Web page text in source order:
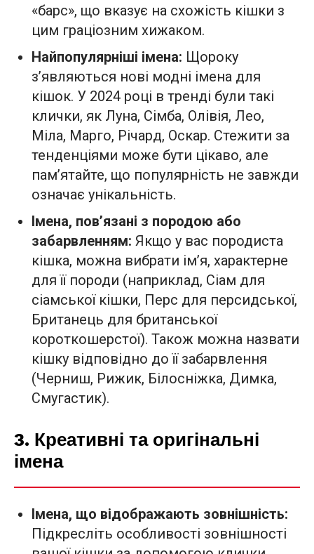
«барс», що вказує на схожість кішки з
цим граціозним хижаком.
Найпопулярніші імена: Щороку
з’являються нові модні імена для
кішок. У 2024 році в тренді були такі
клички, як Луна, Сімба, Олівія, Лео,
Міла, Марго, Річард, Оскар. Стежити за
тенденціями може бути цікаво, але
пам’ятайте, що популярність не завжди
означає унікальність.
Імена, пов’язані з породою або
забарвленням: Якщо у вас породиста
кішка, можна вибрати ім’я, характерне
для її породи (наприклад, Сіам для
сіамської кішки, Перс для персидської,
Британець для британської
короткошерстої). Також можна назвати
кішку відповідно до її забарвлення
(Черниш, Рижик, Білосніжка, Димка,
Смугастик).
3. Креативні та оригінальні
імена
Імена, що відображають зовнішність:
Підкресліть особливості зовнішності